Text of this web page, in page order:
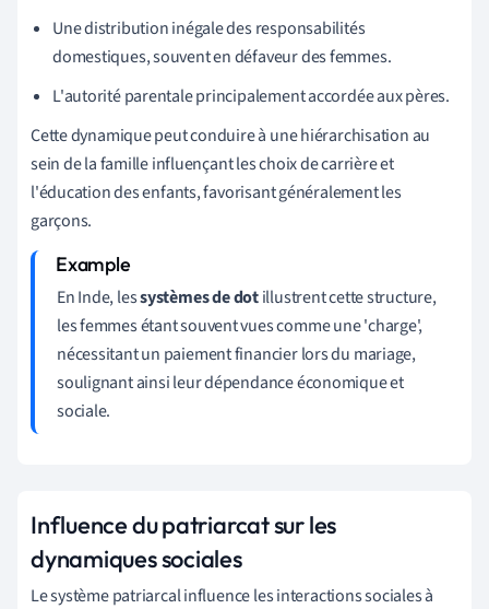
Une distribution inégale des responsabilités
domestiques, souvent en défaveur des femmes.
L'autorité parentale principalement accordée aux pères.
Cette dynamique peut conduire à une hiérarchisation au
sein de la famille influençant les choix de carrière et
l'éducation des enfants, favorisant généralement les
garçons.
En Inde, lessystèmes de dotillustrent cette structure,
les femmes étant souvent vues comme une 'charge',
nécessitant un paiement financier lors du mariage,
soulignant ainsi leur dépendance économique et
sociale.
Influence du patriarcat sur les
dynamiques sociales
Le système patriarcal influence les interactions sociales à